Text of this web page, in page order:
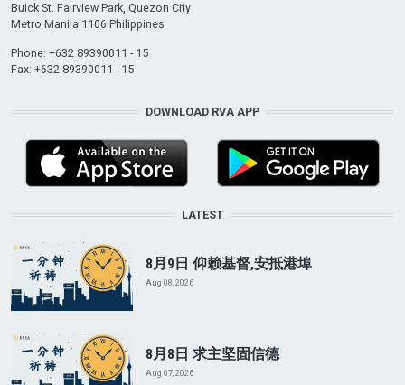
Buick St. Fairview Park, Quezon City
Metro Manila 1106 Philippines
Phone: +632 89390011 - 15
Fax: +632 89390011 - 15
DOWNLOAD RVA APP
LATEST
8月9日 仰赖基督,安抵港埠
Aug 08, 2026
8月8日 求主坚固信德
Aug 07, 2026